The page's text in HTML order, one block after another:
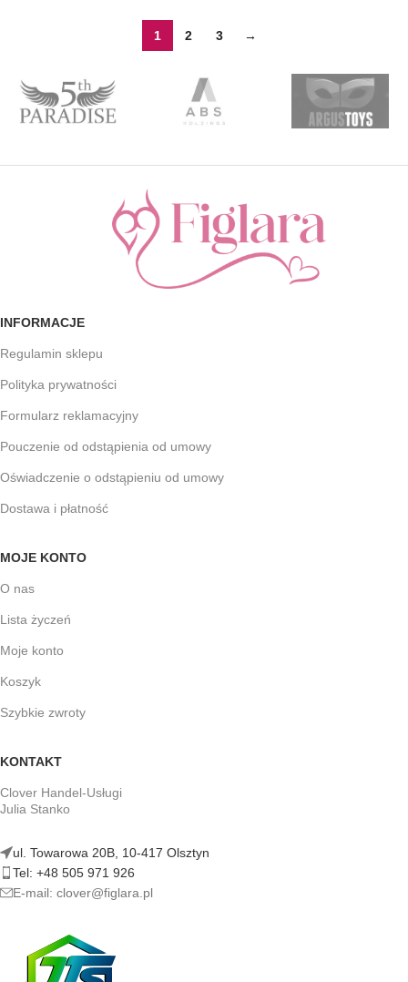
1 2 3 →
INFORMACJE
Regulamin sklepu
Polityka prywatności
Formularz reklamacyjny
Pouczenie od odstąpienia od umowy
Oświadczenie o odstąpieniu od umowy
Dostawa i płatność
MOJE KONTO
O nas
Lista życzeń
Moje konto
Koszyk
Szybkie zwroty
KONTAKT
Clover Handel-Usługi
Julia Stanko
ul. Towarowa 20B, 10-417 Olsztyn
Tel: +48 505 971 926
E-mail: clover@figlara.pl